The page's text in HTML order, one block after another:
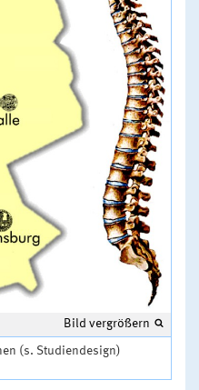
Bild vergrößern
(s. Studiendesign)